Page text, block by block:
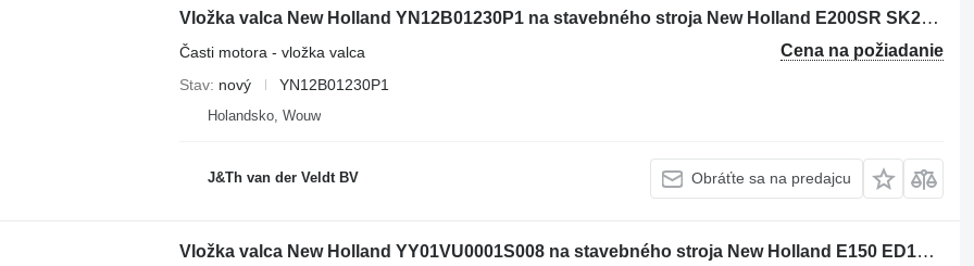
Vložka valca New Holland YN12B01230P1 na stavebného stroja New Holland E200SR SK200-6 SK200SR SK210LC SK235SR E200SRLC SK200LC-6 SK200SRLC SK235SRLC SK200SR-1S SK200SRLC-1S
Cena na požiadanie
Časti motora - vložka valca
Stav nový YN12B01230P1
Holandsko, Wouw
J&Th van der Veldt BV Obráťte sa na predajcu
Vložka valca New Holland YY01VU0001S008 na stavebného stroja New Holland E150 ED150 ED160 E150BSR E160CBR ED150-2 ED195-8 ED150-1E ED190LC-6E